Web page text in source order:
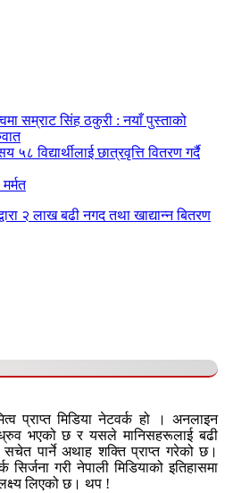
सम्राट सिंह ठकुरी : नयाँ पुस्ताको
५८ विद्यार्थीलाई छात्रवृत्ति वितरण गर्दै
२ लाख बढी नगद तथा खाद्यान्न बितरण
प्राप्त मिडिया नेटवर्क हो । अनलाइन
ध्रुव भएको छ र यसले मानिसहरूलाई बढी
सचेत पार्ने अथाह शक्ति प्राप्त गरेको छ।
गरी नेपाली मिडियाको इतिहासमा
लिएको छ। थप !